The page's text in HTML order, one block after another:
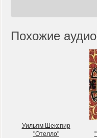
Похожие
Уильям Шекспир
"Отелло"